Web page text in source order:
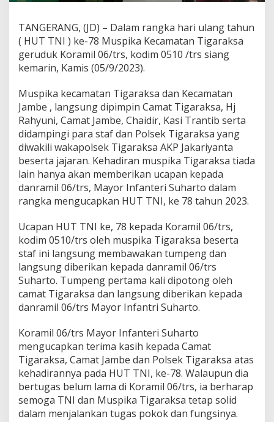
r
a
k
s
a
c
a
p
k
a
n
S
e
l
m
k
e
a
y
o
r
f
a
n
t
r
i
S
u
TANGERANG, (JD) – Dalam rangka hari ulang tahun
( HUT TNI ) ke-78 Muspika Kecamatan Tigaraksa
geruduk Koramil 06/trs, kodim 0510 /trs siang
kemarin, Kamis (05/9/2023).
Muspika kecamatan Tigaraksa dan Kecamatan
Jambe , langsung dipimpin Camat Tigaraksa, Hj
Rahyuni, Camat Jambe, Chaidir, Kasi Trantib serta
didampingi para staf dan Polsek Tigaraksa yang
diwakili wakapolsek Tigaraksa AKP Jakariyanta
beserta jajaran. Kehadiran muspika Tigaraksa tiada
lain hanya akan memberikan ucapan kepada
danramil 06/trs, Mayor Infanteri Suharto dalam
rangka mengucapkan HUT TNI, ke 78 tahun 2023.
Ucapan HUT TNI ke, 78 kepada Koramil 06/trs,
kodim 0510/trs oleh muspika Tigaraksa beserta
staf ini langsung membawakan tumpeng dan
langsung diberikan kepada danramil 06/trs
Suharto. Tumpeng pertama kali dipotong oleh
camat Tigaraksa dan langsung diberikan kepada
danramil 06/trs Mayor Infantri Suharto.
Koramil 06/trs Mayor Infanteri Suharto
mengucapkan terima kasih kepada Camat
Tigaraksa, Camat Jambe dan Polsek Tigaraksa atas
kehadirannya pada HUT TNI, ke-78. Walaupun dia
bertugas belum lama di Koramil 06/trs, ia berharap
semoga TNI dan Muspika Tigaraksa tetap solid
dalam menjalankan tugas pokok dan fungsinya.